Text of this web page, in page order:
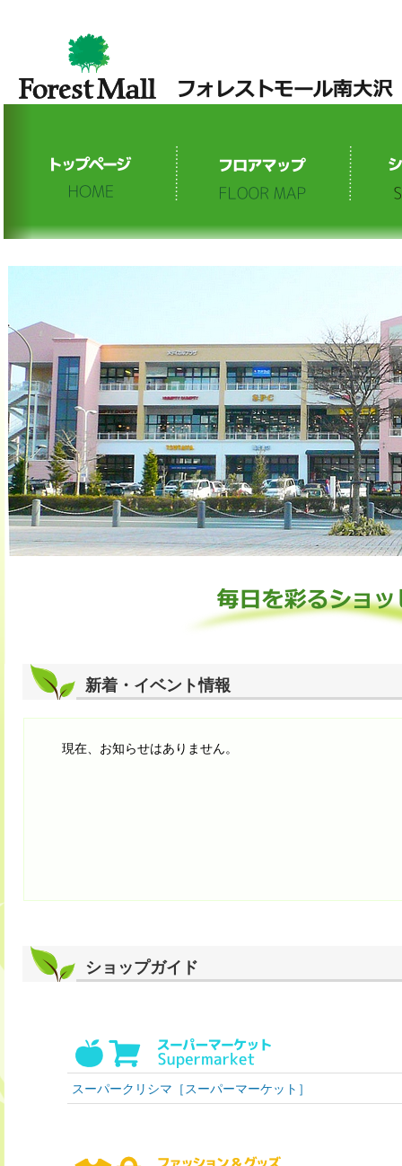
新着・イベント情報
現在、お知らせはありません。
ショップガイド
スーパークリシマ［スーパーマーケット］